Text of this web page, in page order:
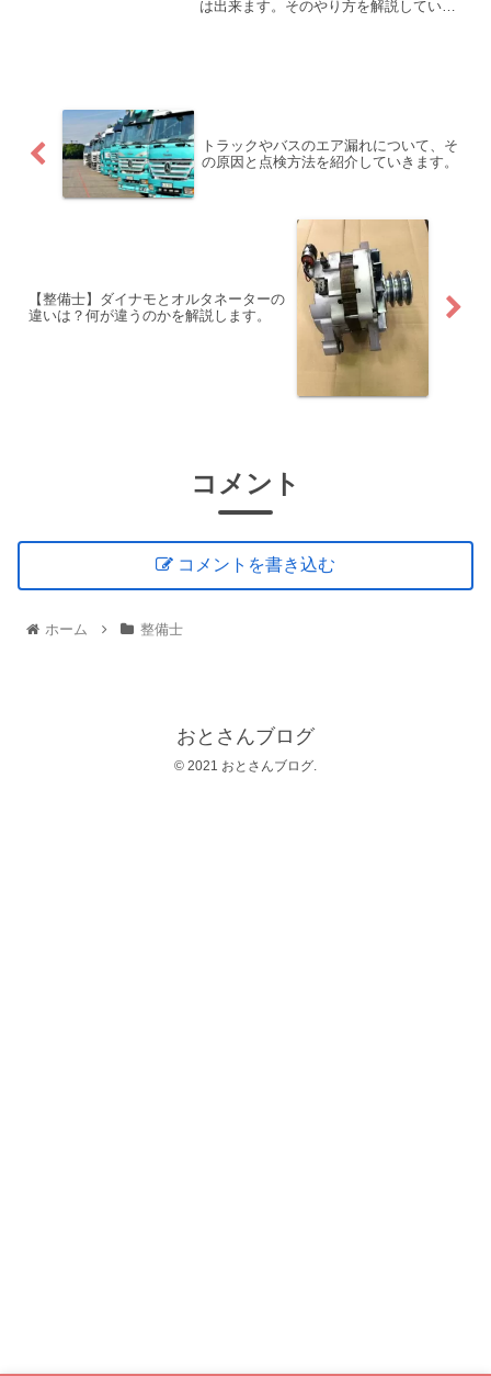
は出来ます。そのやり方を解説していき
トラックやバスのエア漏れについて、そ
の原因と点検方法を紹介していきます。
【整備士】ダイナモとオルタネーターの
違いは？何が違うのかを解説します。
コメント
コメントを書き込む
ホーム 整備士
おとさんブログ
© 2021 おとさんブログ.